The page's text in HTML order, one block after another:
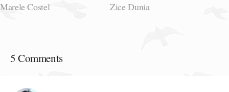
Marele Costel Zice Dunia
5 Comments